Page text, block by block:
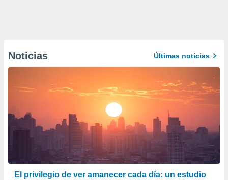
Noticias Últimas noticias
El privilegio de ver amanecer cada día: un estudio